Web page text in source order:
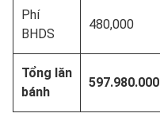
Phí
BHDS
480,000
Tổng lăn
bánh
597.980.000